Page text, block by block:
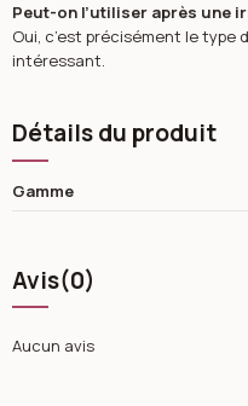
Peut-on l’utiliser après une
Oui, c’est précisément le
intéressant.
Détails du produit
Gamme
Avis(0)
Aucun avis